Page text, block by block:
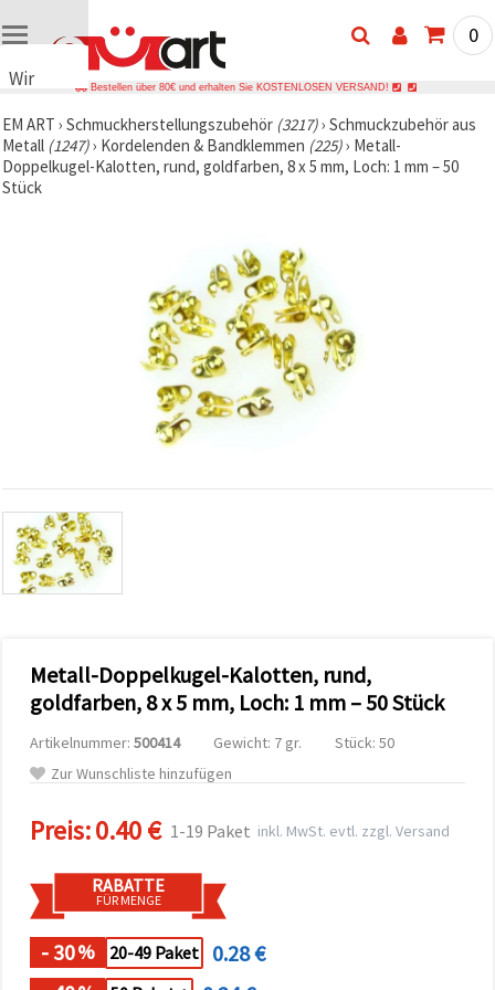
Wir
Cookies
🍪 Wir
verwenden
Cookies
Datenverkehr
zu
analysieren
sowie
relevantere
Inhalte und
Werbung
unserer
Partner für
Analyse
Marketing.
Sie können
akzeptieren,
ablehnen
Auswahl in
den
Einstellungen
festlegen.
Einwilligung
0
Bestellen über 80€ und erhalten Sie KOSTENLOSEN VERSAND!
EM ART › Schmuckherstellungszubehör (3217)› Schmuckzubehör aus
Metall (1247)› Kordelenden & Bandklemmen (225)› Metall-
Doppelkugel-Kalotten, rund, goldfarben, 8 x 5 mm, Loch: 1 mm – 50
Stück
Metall-Doppelkugel-Kalotten, rund,
goldfarben, 8 x 5 mm, Loch: 1 mm – 50 Stück
Artikelnummer: 500414 Gewicht: 7 gr.
Stück: 50
Zur Wunschliste hinzufügen
Preis:0.40 € 1-19 Paket inkl. MwSt. evtl. zzgl. Versand
RABATTE
FÜR MENGE
- 30% 20-49 Paket
0.28 €